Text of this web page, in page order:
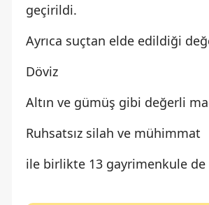
geçirildi.
Ayrıca suçtan elde edildiği
Döviz
Altın ve gümüş gibi değerli
Ruhsatsız silah ve mühimmat
ile birlikte 13 gayrimenkule